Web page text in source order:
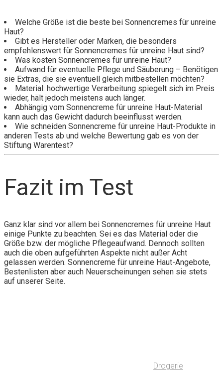
Welche Größe ist die beste bei Sonnencremes für unreine
Haut?
Gibt es Hersteller oder Marken, die besonders
empfehlenswert für Sonnencremes für unreine Haut sind?
Was kosten Sonnencremes für unreine Haut?
Aufwand für eventuelle Pflege und Säuberung – Benötigen
sie Extras, die sie eventuell gleich mitbestellen möchten?
Material: hochwertige Verarbeitung spiegelt sich im Preis
wieder, hält jedoch meistens auch länger.
Abhängig vom Sonnencreme für unreine Haut-Material
kann auch das Gewicht dadurch beeinflusst werden.
Wie schneiden Sonnencreme für unreine Haut-Produkte in
anderen Tests ab und welche Bewertung gab es von der
Stiftung Warentest?
Fazit im Test
Ganz klar sind vor allem bei Sonnencremes für unreine Haut
einige Punkte zu beachten. Sei es das Material oder die
Größe bzw. der mögliche Pflegeaufwand. Dennoch sollten
auch die oben aufgeführten Aspekte nicht außer Acht
gelassen werden. Sonnencreme für unreine Haut-Angebote,
Bestenlisten aber auch Neuerscheinungen sehen sie stets
auf unserer Seite.
Drogerie